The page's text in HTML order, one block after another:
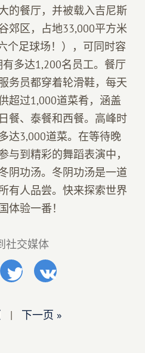
的餐厅，并被载入吉尼斯
郊区，占地33,000平方米
个足球场！），可同时容
多达1,200名员工。餐厅
务员都穿着轮滑鞋，每天
超过1,000道菜肴，涵盖
餐、泰餐和西餐。高峰时
达3,000道菜。在等待晚
与到精彩的舞蹈表演中，
阴功汤。冬阴功汤是一道
有人品尝。快来探索世界
体验一番！
社交媒体
| 下一页 »